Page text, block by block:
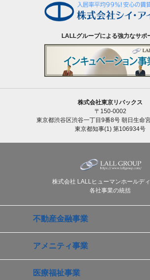
LALLグループによる強力なサポ
株式会社東京リバックス
〒150-0002
東京都渋谷区渋谷一丁目9番8号 朝日生命
東京都知事(1) 第106934号
株式会社 LALLヒューマンホールデ
各社事業の統括
不動産金融事業
アメニティ事業
医療福祉事業